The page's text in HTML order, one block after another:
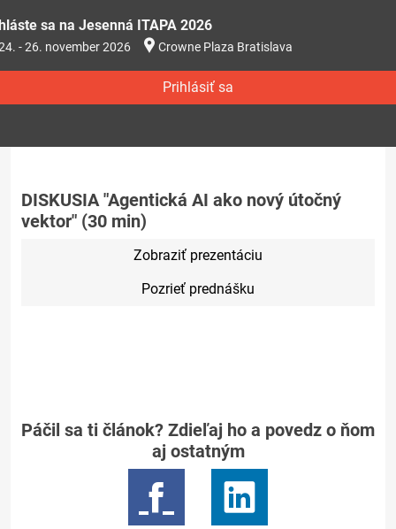
sa na Jesenná ITAPA 2026
- 26. november 2026 Crowne Plaza Bratislava
Prihlásiť sa
DISKUSIA "Agentická AI ako nový útočný
vektor" (30 min)
Zobraziť prezentáciu
Pozrieť prednášku
Páčil sa ti článok? Zdieľaj ho a povedz o ňom
aj ostatným